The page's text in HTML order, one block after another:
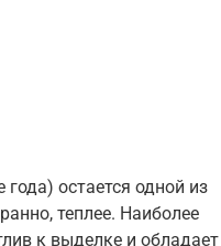
остается одной из
теплее. Наиболее
к выделке и обладает